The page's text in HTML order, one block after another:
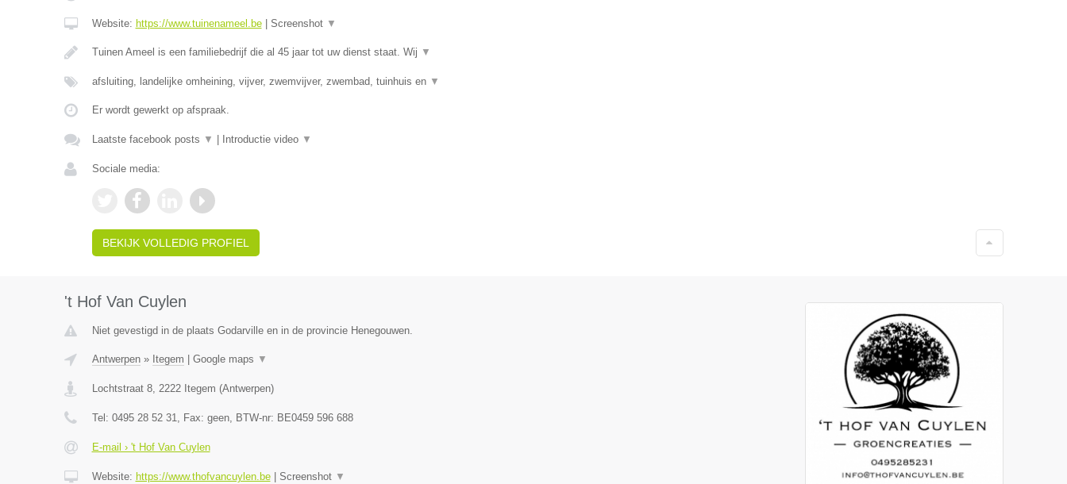
Website: https://www.tuinenameel.be| Screenshot ▼
Tuinen Ameel is een familiebedrijf die al 45 jaar tot uw dienst staat. Wij ▼
afsluiting, landelijke omheining, vijver, zwemvijver, zwembad, tuinhuis en ▼
Er wordt gewerkt op afspraak.
Laatste facebook posts ▼ Introductie video ▼
Sociale media:
BEKIJK VOLLEDIG PROFIEL
't Hof Van Cuylen
Niet gevestigd in de plaats Godarville en in de provincie Henegouwen.
Antwerpen» Itegem Google maps ▼
Lochtstraat 8, 2222 Itegem (Antwerpen)
Tel: 0495 28 52 31, Fax: geen, BTW-nr: BE0459 596 688
E-mail › 't Hof Van Cuylen
Website: https://www.thofvancuylen.be| Screenshot ▼